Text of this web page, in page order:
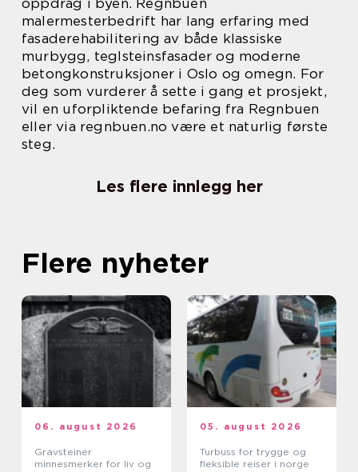
oppdrag i byen. Regnbuen
malermesterbedrift har lang erfaring med
fasaderehabilitering av både klassiske
murbygg, teglsteinsfasader og moderne
betongkonstruksjoner i Oslo og omegn. For
deg som vurderer å sette i gang et prosjekt,
vil en uforpliktende befaring fra Regnbuen
eller via regnbuen.no være et naturlig første
steg.
Les flere innlegg her
Flere nyheter
06. august 2026
Gravsteiner
minnesmerker for liv og
05. august 2026
Turbuss for trygge og
fleksible reiser i norge